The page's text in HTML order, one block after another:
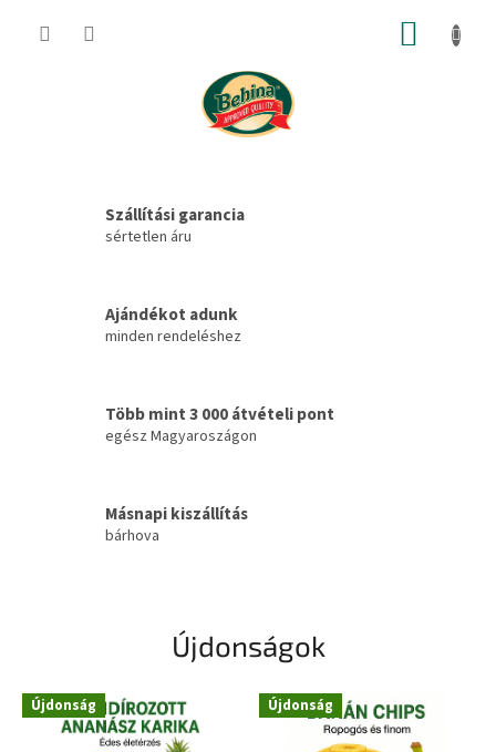
KOSÁR
H
Szállítási garancia
sértetlen áru
Ajándékot adunk
minden rendeléshez
Több mint 3 000 átvételi pont
egész Magyaroszágon
Másnapi kiszállítás
bárhova
Újdonságok
Újdonság Újdonság